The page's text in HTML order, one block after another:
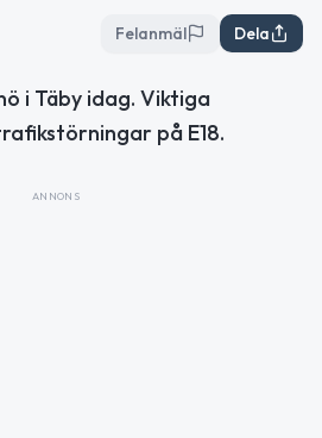
Felanmäl Dela
i Täby idag. Viktiga
på E18.
ANNONS